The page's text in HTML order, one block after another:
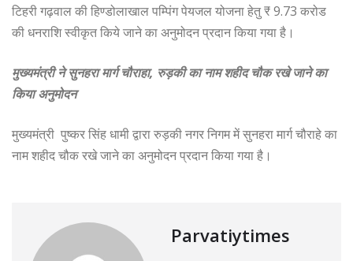
टिहरी गढ़वाल की हिण्डोलाखाल पम्पिंग पेयजल योजना हेतु ₹ 9.73 करोड
की धनराशि स्वीकृत किये जाने का अनुमोदन प्रदान किया गया है।
मुख्यमंत्री ने सुनहरा मार्ग चौराहा, रुड़की का नाम शहीद चौक रखे जाने का
किया अनुमोदन
मुख्यमंत्री पुष्कर सिंह धामी द्वारा रुड़की नगर निगम में सुनहरा मार्ग चौराहे का
नाम शहीद चौक रखे जाने का अनुमोदन प्रदान किया गया है।
Parvatiytimes